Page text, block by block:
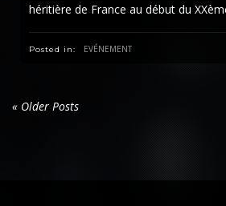
héritière de France au début du
Posted in: EVÉNEMENT
« Older Posts